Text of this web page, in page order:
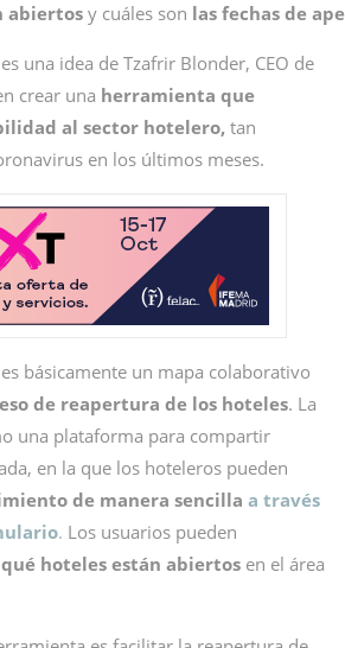
abiertos y cuáles son las fechas de
es una idea de Tzafrir Blonder, CEO de
crear una herramienta que
al sector hotelero, tan
en los últimos meses.
es básicamente un mapa colaborativo
de reapertura de los hoteles. La
una plataforma para compartir
en la que los hoteleros pueden
de manera sencilla a través
. Los usuarios pueden
qué hoteles están abiertos en el área